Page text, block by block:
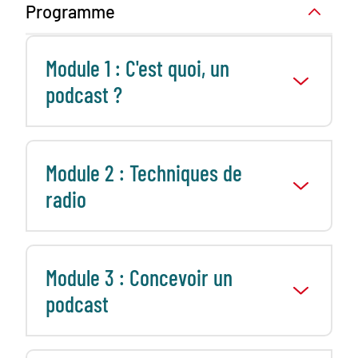
Programme
Module 1 : C'est quoi, un
podcast ?
Module 2 : Techniques de
radio
Module 3 : Concevoir un
podcast